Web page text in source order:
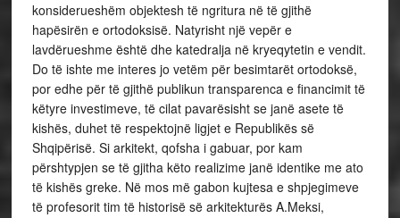
konsiderueshëm objektesh të ngritura në të gjithë
hapësirën e ortodoksisë. Natyrisht një vepër e
lavdërueshme është dhe katedralja në kryeqytetin e vendit.
Do të ishte me interes jo vetëm për besimtarët ortodoksë,
por edhe për të gjithë publikun transparenca e financimit të
këtyre investimeve, të cilat pavarësisht se janë asete të
kishës, duhet të respektojnë ligjet e Republikës së
Shqipërisë. Si arkitekt, qofsha i gabuar, por kam
përshtypjen se të gjitha këto realizime janë identike me ato
të kishës greke. Në mos më gabon kujtesa e shpjegimeve
të profesorit tim të historisë së arkitekturës A.Meksi,